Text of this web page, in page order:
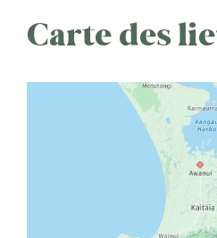
Carte des